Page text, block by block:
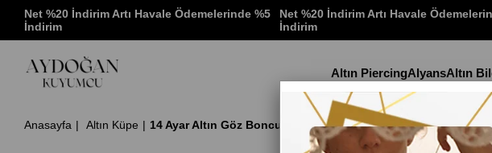
Net %20 İndirim Artı Havale Ödemelerinde %5
İndirim
Net %20 İndirim Artı Havale
İndirim
Altın PiercingAlyansAltın
Anasayfa Altın Küpe 14 Ayar Altın Göz Boncuklu Halka Küpe